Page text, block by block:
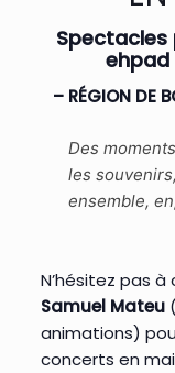
ehpad
– RÉGION DE
Des
les
ensemble,
N’hésitez pas
Samuel Mateu
animations)
concerts en